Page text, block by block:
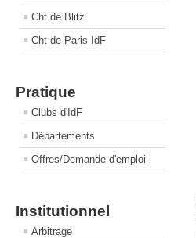
Cht de Blitz
Cht de Paris IdF
Pratique
Clubs d'IdF
Départements
Offres/Demande d'emploi
Institutionnel
Arbitrage